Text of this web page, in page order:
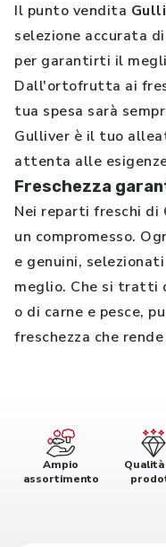
Il punto vendita
selezione accurata
per garantirti il
Dall'ortofrutta ai
tua spesa sarà
Gulliver è il tuo
attenta alle
Freschezza
Nei reparti freschi di
un compromesso.
e genuini,
meglio. Che si tratti
o di carne e pesce,
freschezza che
Ampio
assortimento